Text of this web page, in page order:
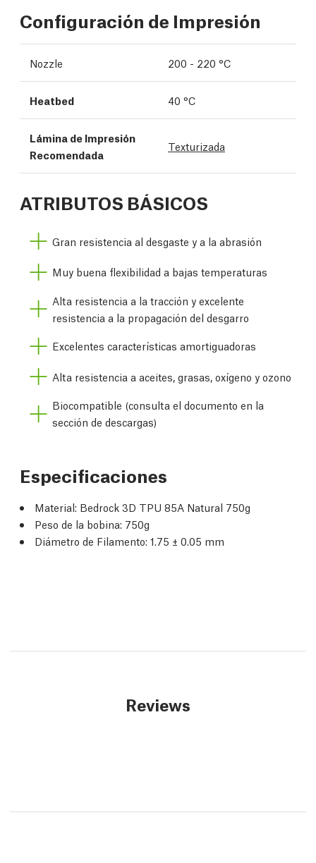
Configuración de Impresión
Nozzle 200 - 220 °C
Heatbed 40 °C
Lámina de Impresión
Recomendada
Texturizada
ATRIBUTOS BÁSICOS
Gran resistencia al desgaste y a la abrasión
Muy buena flexibilidad a bajas temperaturas
Alta resistencia a la tracción y excelente
resistencia a la propagación del desgarro
Excelentes características amortiguadoras
Alta resistencia a aceites, grasas, oxígeno y ozono
Biocompatible (consulta el documento en la
sección de descargas)
Especificaciones
Material: Bedrock 3D TPU 85A Natural 750g
Peso de la bobina: 750g
Diámetro de Filamento: 1.75 ± 0.05 mm
Reviews